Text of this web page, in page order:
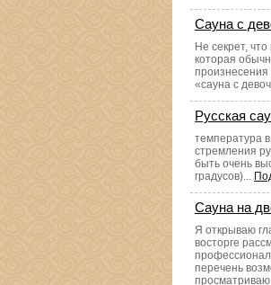
Сауна с
Не секрет,
которая
«сауна с
Русская
температура
стремления
быть очень
градусов)...
Сауна на
Я открываю
восторге
перечень